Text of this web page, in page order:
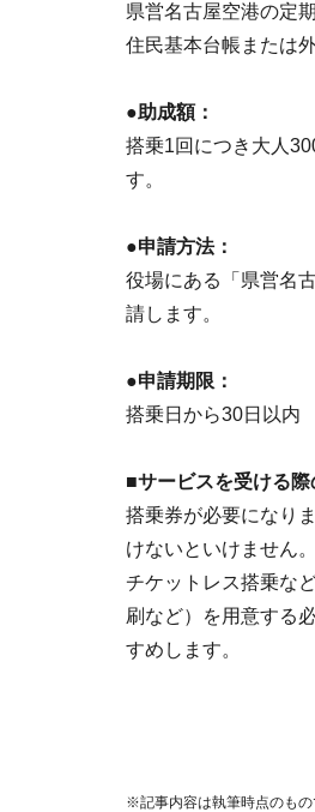
県営名古屋空港の定
住民基本台帳または
●助成額：
搭乗1回につき大人
す。
●申請方法：
役場にある「県営名
請します。
●申請期限：
搭乗日から30日以内
■サービスを受ける際
搭乗券が必要になり
けないといけません。
チケットレス搭乗な
刷など）を用意する
すめします。
※記事内容は執筆時点のもの